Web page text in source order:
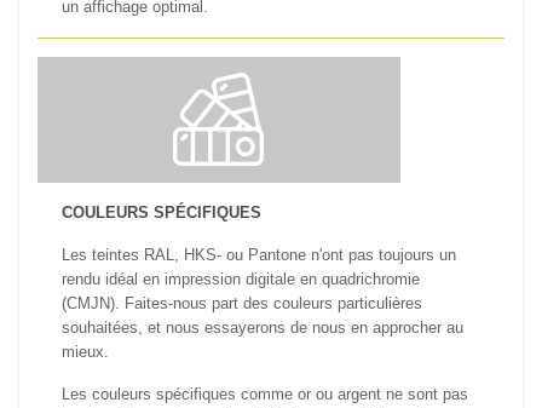
un affichage optimal.
COULEURS SPÉCIFIQUES
Les teintes RAL, HKS- ou Pantone n'ont pas toujours un
rendu idéal en impression digitale en quadrichromie
(CMJN). Faites-nous part des couleurs particulières
souhaitées, et nous essayerons de nous en approcher au
mieux.
Les couleurs spécifiques comme or ou argent ne sont pas